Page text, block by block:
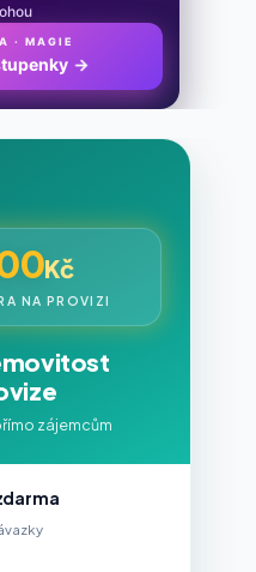
· MAGIE
→
Kč
NA PROVIZI
zájemcům